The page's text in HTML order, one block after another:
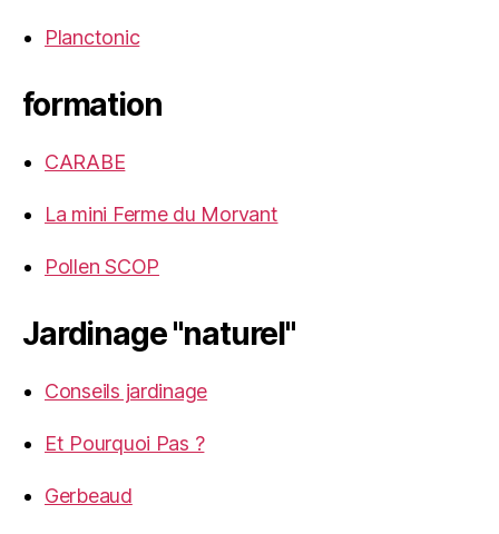
Planctonic
formation
CARABE
La mini Ferme du Morvant
Pollen SCOP
Jardinage "naturel"
Conseils jardinage
Et Pourquoi Pas ?
Gerbeaud